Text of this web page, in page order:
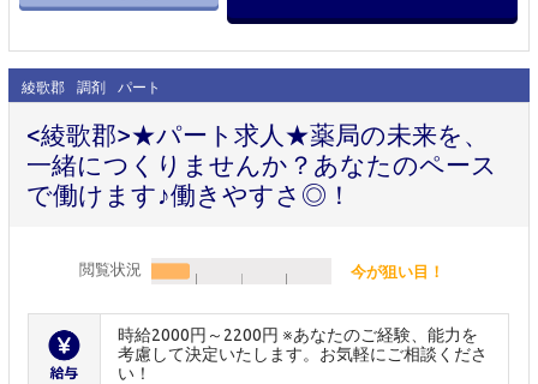
綾歌郡 調剤 パート
<綾歌郡>★パート求人★薬局の未来を、
一緒につくりませんか？あなたのペース
で働けます♪働きやすさ◎！
閲覧状況 今が狙い目！
時給2000円～2200円 ※あなたのご経験、能力を
考慮して決定いたします。お気軽にご相談くださ
い！